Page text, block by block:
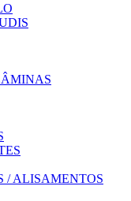
/ ALISAMENTOS